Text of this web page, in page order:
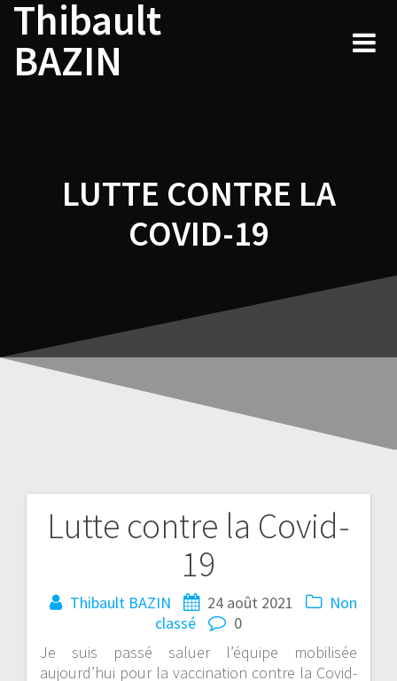
Skip
content
Thibault
BAZIN
LUTTE CONTRE LA
COVID-19
Lutte contre la Covid-
19
Thibault BAZIN 24 août 2021
Non
classé
0
Je suis passé saluer l’équipe mobilisée
aujourd’hui pour la vaccination contre la Covid-
Navigation
de